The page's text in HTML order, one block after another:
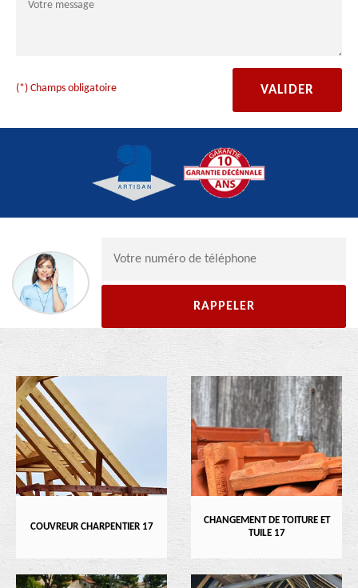
(*) Champs obligatoire
COUVREUR CHARPENTIER 17
CHANGEMENT DE TOITURE ET
TUILE 17